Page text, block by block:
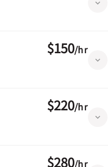
$150/hr
$220/hr
$280/hr